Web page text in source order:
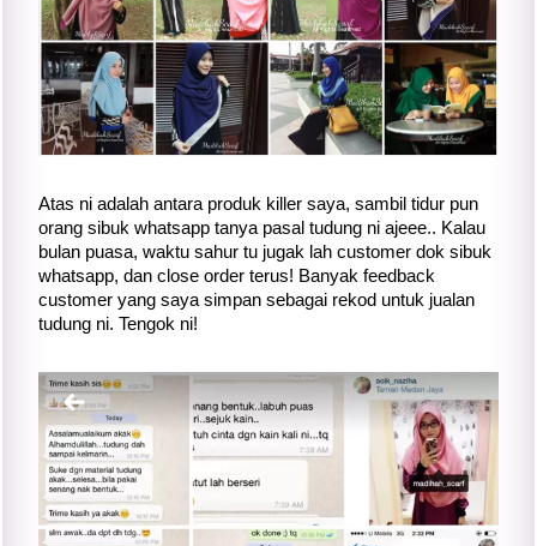
Atas ni adalah antara produk killer saya, sambil tidur pun
orang sibuk whatsapp tanya pasal tudung ni ajeee.. Kalau
bulan puasa, waktu sahur tu jugak lah customer dok sibuk
whatsapp, dan close order terus! Banyak feedback
customer yang saya simpan sebagai rekod untuk jualan
tudung ni. Tengok ni!